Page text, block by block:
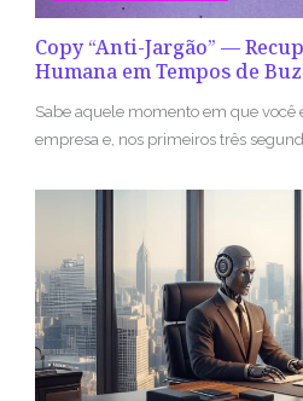
Copy “Anti-Jargão” —
Humana em Tempos de
Sabe aquele momento em que você
empresa e, nos primeiros três